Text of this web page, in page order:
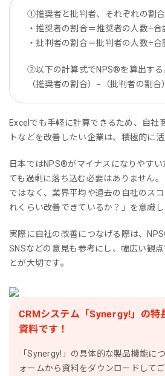
①推奨者と批判者、それぞれの割合
・推奨者の割合＝推奨者の人数÷合
・批判者の割合＝批判者の人数÷合
②以下の計算式でNPS®を算出する
（推奨者の割合）−（批判者の割合
Excelでも手軽に計算できるため、自社
トなどを改善したい企業は、積極的に活
日本ではNPS®︎がマイナスになりやすい
ても過剰に落ち込む必要はありません
ではなく、業界平均や過去の自社のス
れくらい改善できているか？」を意識し
実際に自社の改善につなげる際は、
SNSなどの意見も参考にし、幅広い観
とが大切です。
CRMシステム「Synergy!」の特
資料です！
「Synergy!」の具体的な製品機能に
ォームから資料をダウンロードして